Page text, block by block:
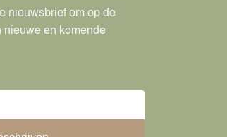
nieuwsbrief om op de
nieuwe en komende